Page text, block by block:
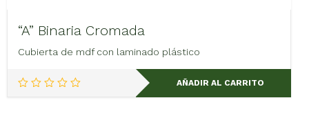
“A” Binaria Cromada
Cubierta de mdf con laminado plástico
AÑADIR AL CARRITO